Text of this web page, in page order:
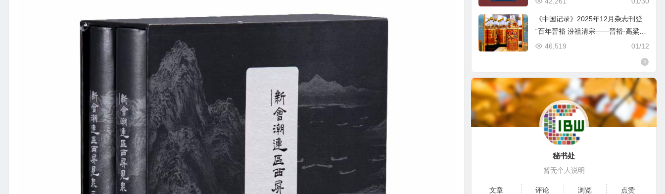
《中国记录》2025年12月杂志刊登
“百年晉裕 汾祖清宗——晉裕·高粱穗
商标品牌及晉裕汾酒公司”
01/12
46,519
秘书处
暂无个人说明
文章 评论 浏览 点赞